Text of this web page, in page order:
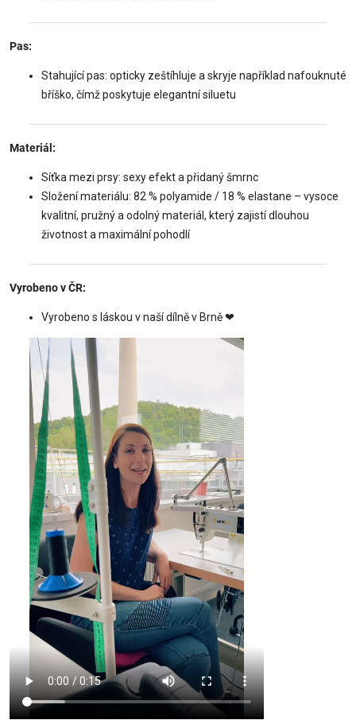
Pas:
Stahující pas: opticky zeštíhluje a skryje například nafouknuté
bříško, čímž poskytuje elegantní siluetu
Materiál:
Síťka mezi prsy: sexy efekt a přidaný šmrnc
Složení materiálu: 82 % polyamide / 18 % elastane – vysoce
kvalitní, pružný a odolný materiál, který zajistí dlouhou
životnost a maximální pohodlí
Vyrobeno v ČR:
Vyrobeno s láskou v naší dílně v Brně❤